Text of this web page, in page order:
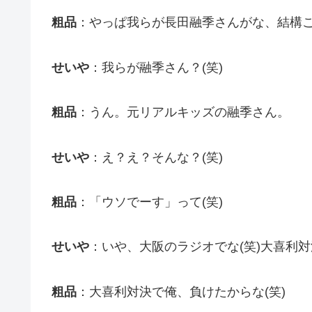
粗品 ：やっぱ我らが長田融季さんがな、結構
せいや ：我らが融季さん？(笑)
粗品 ：うん。元リアルキッズの融季さん。
せいや ：え？え？そんな？(笑)
粗品 ：「ウソでーす」って(笑)
せいや ：いや、大阪のラジオでな(笑)大喜利対
粗品 ：大喜利対決で俺、負けたからな(笑)